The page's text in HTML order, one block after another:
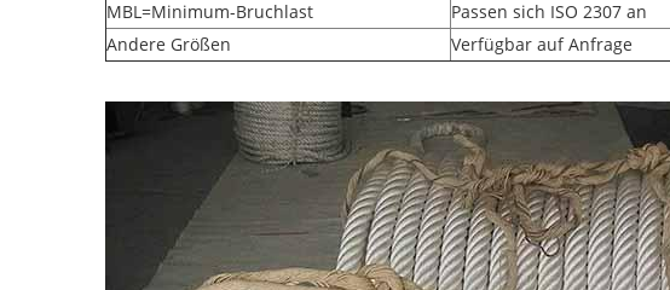
MBL=Minimum-Bruchlast
Passen sich ISO 2307 an
Andere Größen
Verfügbar auf Anfrage